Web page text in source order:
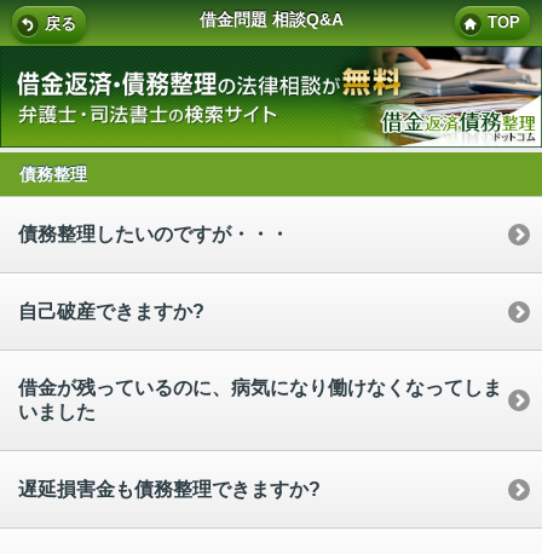
戻る 借金問題 相談Q&A TOP
債務整理
債務整理したいのですが・・・
自己破産できますか?
借金が残っているのに、病気になり働けなくなってしま
いました
遅延損害金も債務整理できますか?